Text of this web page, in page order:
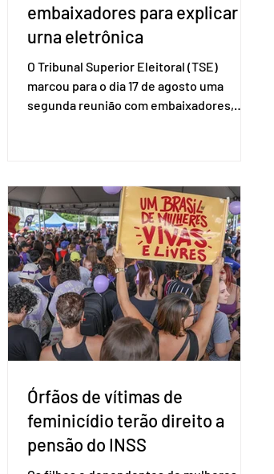
embaixadores para explicar
urna eletrônica
O Tribunal Superior Eleitoral (TSE)
marcou para o dia 17 de agosto uma
segunda reunião com embaixadores,
sistema eleitoral do país. Segundo o
tribunal, o encontro ocorrerá na sede do
TSE e dará continuidade às ações de
transparência voltadas à comunidade
internacional. Nela, o presidente da
Corte, ministro Kássio Nunes Marques,
voltará a explic
Órfãos de vítimas de
feminicídio terão direito a
pensão do INSS